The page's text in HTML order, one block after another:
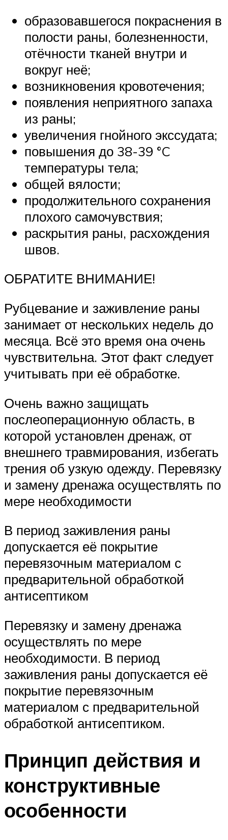
образовавшегося покраснения в
полости раны, болезненности,
отёчности тканей внутри и
вокруг неё;
возникновения кровотечения;
появления неприятного запаха
из раны;
увеличения гнойного экссудата;
повышения до 38-39 °C
температуры тела;
общей вялости;
продолжительного сохранения
плохого самочувствия;
раскрытия раны, расхождения
швов.
ОБРАТИТЕ ВНИМАНИЕ!
Рубцевание и заживление раны
занимает от нескольких недель до
месяца. Всё это время она очень
чувствительна. Этот факт следует
учитывать при её обработке.
Очень важно защищать
послеоперационную область, в
которой установлен дренаж, от
внешнего травмирования, избегать
трения об узкую одежду. Перевязку
и замену дренажа осуществлять по
мере необходимости
В период заживления раны
допускается её покрытие
перевязочным материалом с
предварительной обработкой
антисептиком
Перевязку и замену дренажа
осуществлять по мере
необходимости. В период
заживления раны допускается её
покрытие перевязочным
материалом с предварительной
обработкой антисептиком.
Принцип действия и
конструктивные
особенности